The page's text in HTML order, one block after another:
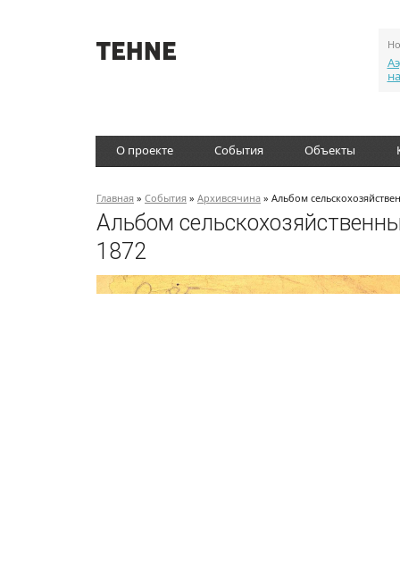
О проекте События Объекты
Главная » События » Архивсячина » Альбом
Альбом
1872